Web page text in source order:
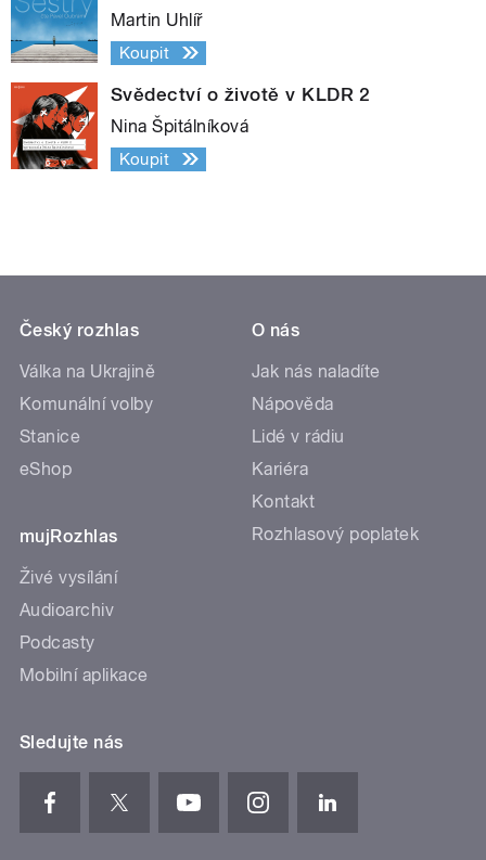
Martin Uhlíř
Koupit
Svědectví o životě v KLDR 2
Nina Špitálníková
Koupit
Český rozhlas
Válka na Ukrajině
Komunální volby
Stanice
eShop
mujRozhlas
Živé vysílání
Audioarchiv
Podcasty
Mobilní aplikace
O nás
Jak nás naladíte
Nápověda
Lidé v rádiu
Kariéra
Kontakt
Rozhlasový poplatek
Sledujte nás